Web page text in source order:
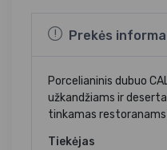
Prekės
Porcelianinis dubuo
užkandžiams ir
tinkamas
Tiekėjas